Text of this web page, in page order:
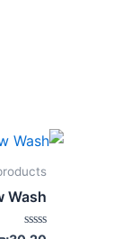
Wash